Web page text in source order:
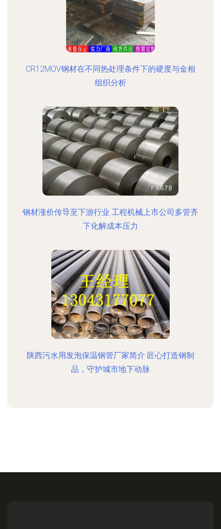
CR12MOV钢材在不同热处理条件下的硬度与金相
组织分析
钢材涨价传导至下游行业 工程机械上市公司多管齐
下化解成本压力
陕西污水用发泡保温钢管厂家简介 匠心打造钢制
品，守护城市地下动脉